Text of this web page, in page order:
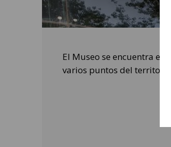
El Museo se encuentra
varios puntos del territorio.